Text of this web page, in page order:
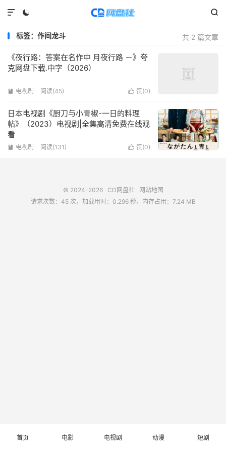
 

共 2 篇文章
标签：作间龙斗
《夜行路：答案在名作中 月夜行路 －》夸
克网盘下载.中字（2026）
 赞(0)
 电视剧 阅读(45)
日本电视剧《厨刀与小青椒-一日的料理
帖》（2023）电视剧|全集高清免费在线观
看
 赞(0)
 电视剧 阅读(131 )
© 2024-2026 CD网盘社
网站地图
请求次数：45 次，加载用时：0.296 秒，内存占用：7.24 MB
首页 电影 电视剧 动漫 短剧